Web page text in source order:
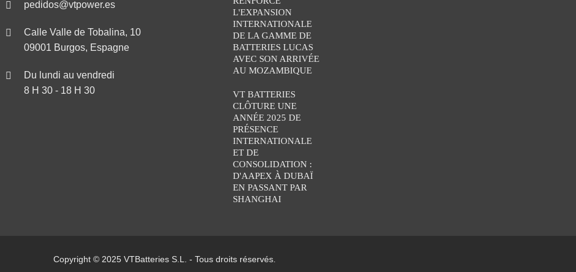
pedidos@vtpower.es
Calle Valle de Tobalina, 10
09001 Burgos, Espagne
Du lundi au vendredi
8 H 30 - 18 H 30
L'EXPANSION
INTERNATIONALE
DE LA GAMME DE
BATTERIES LUCAS
AVEC SON ARRIVÉE
AU MOZAMBIQUE
VT BATTERIES
CLÔTURE UNE
ANNÉE 2025 DE
PRÉSENCE
INTERNATIONALE
ET DE
CONSOLIDATION :
D'AAPEX À DUBAÏ
EN PASSANT PAR
SHANGHAI
Copyright © 2025 VTBatteries S.L. - Tous droits réservés.